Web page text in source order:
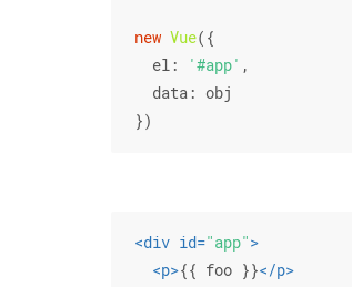
new Vue({
el : '#app' ,
data : obj
})
<div id="app">
<p>{{ foo }}</p>